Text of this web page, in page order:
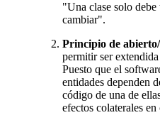
"Una clase solo debe
cambiar".
Principio de
permitir ser
Puesto que el
entidades dependen
código de una de
efectos colaterales